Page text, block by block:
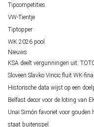
Tipcompetities
VW-Tientje
Tiptopper
WK 2026 pool
Nieuws
KSA deelt vergunningen uit:
Sloveen Slavko Vincic fluit WK-
Historische data wijst op een
Belfast decor voor de loting van
Unai Simón favoriet voor gouden
staat buitenspel